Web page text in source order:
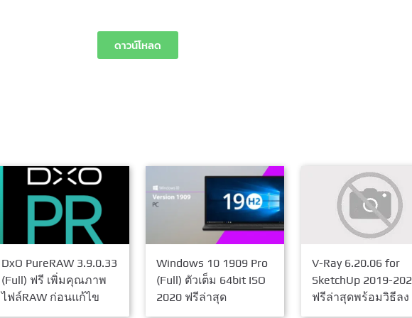
ดาวน์โหลด
DxO PureRAW 3.9.0.33
(Full) ฟรี เพิ่มคุณภาพ
ไฟล์RAW ก่อนแก้ไข
Windows 10 1909 Pro
(Full) ตัวเต็ม 64bit ISO
2020 ฟรีล่าสุด
V-Ray 6.20.06 for
SketchUp 2019-
ฟรีล่าสุดพร้อมวิธีลง